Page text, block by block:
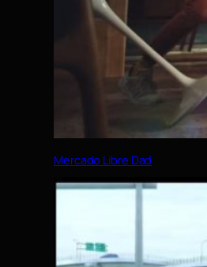
Mercado Libre Dad